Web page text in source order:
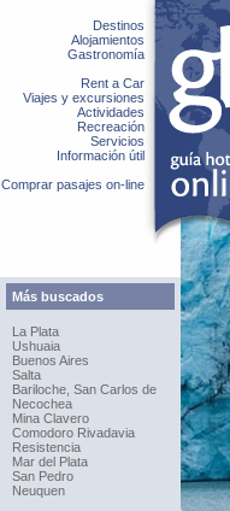
Destinos
Alojamientos
Gastronomía
Rent a Car
Viajes y excursiones
Actividades
Recreación
Servicios
Información útil
Comprar pasajes on-line
Más buscados
La Plata
Ushuaia
Buenos Aires
Salta
Bariloche, San Carlos de
Necochea
Mina Clavero
Comodoro Rivadavia
Resistencia
Mar del Plata
San Pedro
Neuquen